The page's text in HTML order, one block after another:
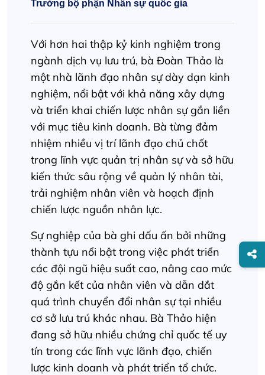
Trưởng bộ phận Nhân sự quốc gia
Với hơn hai thập kỷ kinh nghiệm trong
ngành dịch vụ lưu trú, bà Đoàn Thảo là
một nhà lãnh đạo nhân sự dày dạn kinh
nghiệm, nổi bật với khả năng xây dựng
và triển khai chiến lược nhân sự gắn liền
với mục tiêu kinh doanh. Bà từng đảm
nhiệm nhiều vị trí lãnh đạo chủ chốt
trong lĩnh vực quản trị nhân sự và sở hữu
kiến thức sâu rộng về quản lý nhân tài,
trải nghiệm nhân viên và hoạch định
chiến lược nguồn nhân lực.
Sự nghiệp của bà ghi dấu ấn bởi những
thành tựu nổi bật trong việc phát triển
các đội ngũ hiệu suất cao, nâng cao mức
độ gắn kết của nhân viên và dẫn dắt
quá trình chuyển đổi nhân sự tại nhiều
cơ sở lưu trú khác nhau. Bà Thảo hiện
đang sở hữu nhiều chứng chỉ quốc tế uy
tín trong các lĩnh vực lãnh đạo, chiến
lược kinh doanh và phát triển tổ chức.